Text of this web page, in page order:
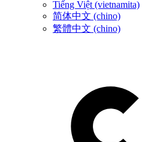
Tiếng Việt (vietnamita)
简体中文 (chino)
繁體中文 (chino)